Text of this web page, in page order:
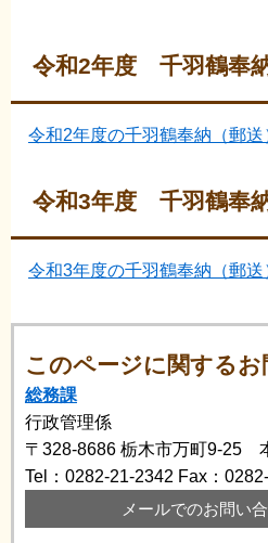
令和2年度 千羽鶴奉
令和2年度の千羽鶴奉納（郵送
令和3年度 千羽鶴奉
令和3年度の千羽鶴奉納（郵送
このページに関する
総務課
行政管理係
〒328-8686 栃木市万町9-25
Tel：0282-21-2342 Fax：
メールでのお問い